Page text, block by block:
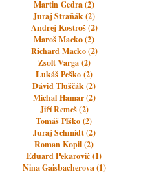
Martin Gedra (2)
Juraj Straňák (2)
Andrej Kostroš (2)
Maroš Macko (2)
Richard Macko (2)
Zsolt Varga (2)
Lukáš Peško (2)
Dávid Tluščák (2)
Michal Hamar (2)
Jiří Remeš (2)
Tomáš Plško (2)
Juraj Schmidt (2)
Roman Kopil (2)
Eduard Pekarovič (1)
Nina Gaisbacherova (1)